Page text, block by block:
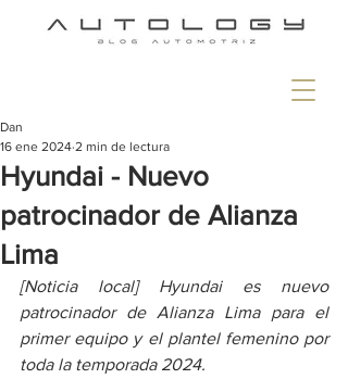
Hyundai - Nuevo
patrocinador de Alianza
Lima
Dan
16 ene 2024 2 min de lectura
[Noticia local] Hyundai es nuevo
patrocinador de Alianza Lima para el
primer equipo y el plantel femenino por
toda la temporada 2024.